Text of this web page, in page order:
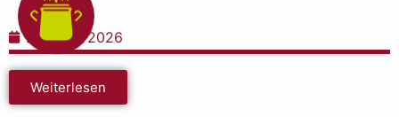
22. April 2026
Weiterlesen